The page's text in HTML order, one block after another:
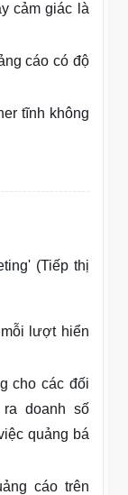
cảm giác là
cáo có độ
tĩnh không
(Tiếp thị
lượt hiển
cho các đối
doanh số
quảng bá
cáo trên